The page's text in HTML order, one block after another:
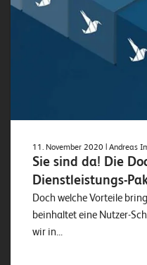
11. November 2020 | Andreas
Sie sind da! Die
Dienstleistungs-
Doch welche Vorteile
beinhaltet eine Nutzer-
wir in...